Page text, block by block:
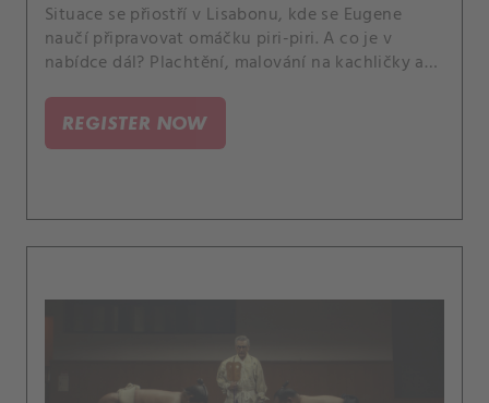
Situace se přiostří v Lisabonu, kde se Eugene
naučí připravovat omáčku piri-piri. A co je v
nabídce dál? Plachtění, malování na kachličky a
REGISTER NOW